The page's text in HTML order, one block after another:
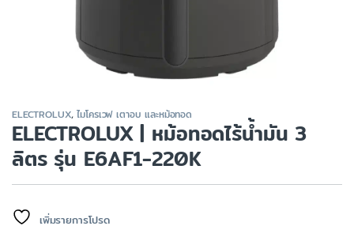
ELECTROLUX,ไมโครเวฟ เตาอบ และหม้อทอด
ELECTROLUX | หม้อทอดไร้น้ำมัน 3
ลิตร รุ่น E6AF1-220K
เพิ่มรายการโปรด